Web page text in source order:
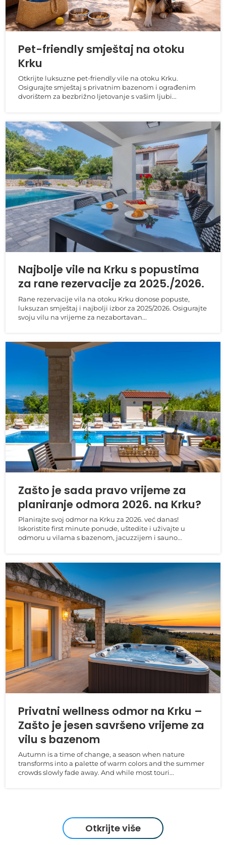
Pet-friendly smještaj na otoku
Krku
Otkrijte luksuzne pet-friendly vile na otoku Krku.
Osigurajte smještaj s privatnim bazenom i ograđenim
dvorištem za bezbrižno ljetovanje s vašim ljubi...
Najbolje vile na Krku s popustima
za rane rezervacije za 2025./2026.
Rane rezervacije vila na otoku Krku donose popuste,
luksuzan smještaj i najbolji izbor za 2025/2026. Osigurajte
svoju vilu na vrijeme za nezabortavan...
Zašto je sada pravo vrijeme za
planiranje odmora 2026. na Krku?
Planirajte svoj odmor na Krku za 2026. već danas!
Iskoristite first minute ponude, uštedite i uživajte u
odmoru u vilama s bazenom, jacuzzijem i sauno...
Privatni wellness odmor na Krku –
Zašto je jesen savršeno vrijeme za
vilu s bazenom
Autumn is a time of change, a season when nature
transforms into a palette of warm colors and the summer
crowds slowly fade away. And while most touri...
Otkrijte više